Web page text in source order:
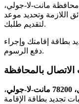
مانت-لا-جولي،
اللازمة وتحديد موعد
لتقديم طلبك.
بطاقة إقامتك وإجراء
دفع الرسوم.
الاتصال بالمحافظة
،